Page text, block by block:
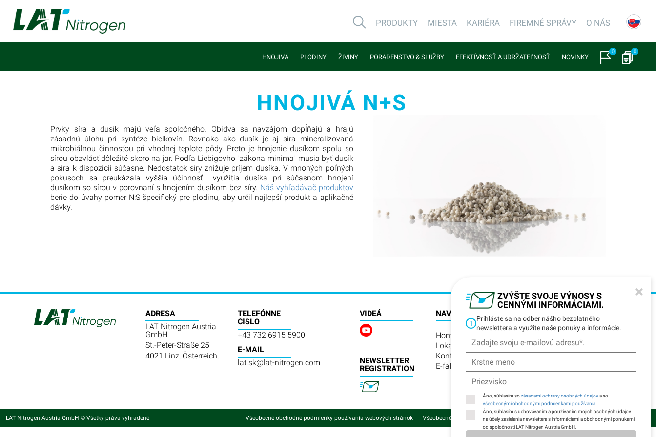
ZVÝŠTE SVOJE VÝNOSY S
CENNÝMI INFORMÁCIAMI.
×
1
Prihláste sa na odber nášho bezplatného
newslettera a využite naše ponuky a informácie.
Áno, súhlasím sozásadami ochrany osobných údajova so
všeobecnými obchodnými podmienkami používania
Áno, súhlasím s uchovávaním a používaním mojich osobných údajov
na účely zasielania newslettera s informáciami a obchodnými ponukami
od spoločnosti LAT Nitrogen Austria GmbH.
PRODUKTY MIESTA KARIÉRA FIREMNÉ SPRÁVY O NÁS
HNOJIVÁ PLODINY ŽIVINY PORADENSTVO & SLUŽBY EFEKTÍVNOSŤ A UDRŽATEĽNOSŤ NOVINKY
0 0
HNOJIVÁ N+S
Prvky síra a dusík majú veľa spoločného. Obidva sa navzájom dopĺňajú a hrajú
zásadnú úlohu pri syntéze bielkovín. Rovnako ako dusík je aj síra mineralizovaná
mikrobiálnou činnosťou pri vhodnej teplote pôdy. Preto je hnojenie dusíkom spolu so
sírou obzvlásť dôležité skoro na jar. Podľa Liebigovho "zákona minima" musia byť dusík
a síra k dispozícii súčasne. Nedostatok síry znižuje príjem dusíka. V mnohých poľných
pokusoch sa preukázala vyššia účinnosť využitia dusíka pri súčasnom hnojení
dusíkom so sírou v porovnaní s hnojením dusíkom bez síry. Náš vyhľadávač produktov
berie do úvahy pomer N:S špecifický pre plodinu, aby určil najlepší produkt a aplikačné
dávky.
ADRESA
LAT Nitrogen Austria
GmbH
St.-Peter-Straße 25
4021 Linz, Österreich,
TELEFÓNNE
ČÍSLO
+43 732 6915 5900
E-MAIL
lat.sk@lat-nitrogen.com
VIDEÁ
NEWSLETTER
REGISTRATION
NAVIGÁCIA
Home
Lokality
Kontakt
E-fakturácia
LAT Nitrogen Austria GmbH © Všetky práva vyhradené Všeobecné obchodné podmienky používania webových stránok Všeobecné obchodné a dodacie podmienky Súkromné informácie Impresum